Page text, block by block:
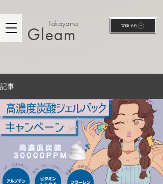
WEB予約
Gleam
Takayama
記事